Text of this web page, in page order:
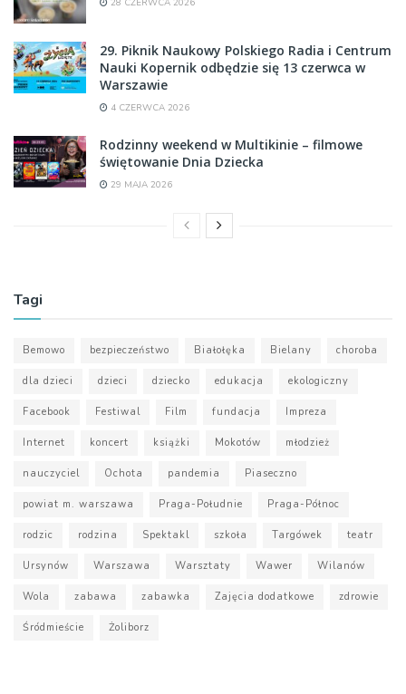
28 CZERWCA 2026
29. Piknik Naukowy Polskiego Radia i Centrum
Nauki Kopernik odbędzie się 13 czerwca w
Warszawie
4 CZERWCA 2026
Rodzinny weekend w Multikinie – filmowe
świętowanie Dnia Dziecka
29 MAJA 2026
Tagi
Bemowo bezpieczeństwo Białołęka Bielany choroba
dla dzieci dzieci dziecko edukacja ekologiczny
Facebook Festiwal Film fundacja Impreza
Internet koncert książki Mokotów młodzież
nauczyciel Ochota pandemia Piaseczno
powiat m. warszawa Praga-Południe Praga-Północ
rodzic rodzina Spektakl szkoła Targówek teatr
Ursynów Warszawa Warsztaty Wawer Wilanów
Wola zabawa zabawka Zajęcia dodatkowe zdrowie
Śródmieście Żoliborz